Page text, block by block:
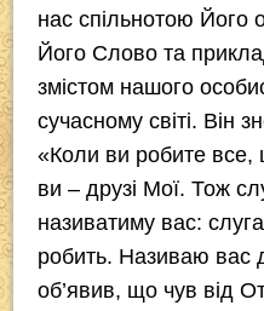
насспільнотою Його
Його Слово та
змістом нашого
сучасному світі. Він
«Коли ви робите
ви – друзі Мої. Тож
називатиму вас:
робить. Називаю вас
об’явив, що чув від